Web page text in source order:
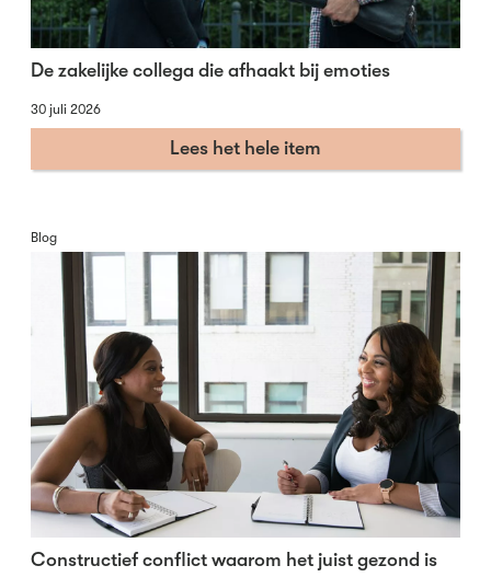
De zakelijke collega die afhaakt bij emoties
30 juli 2026
Lees het hele item
Blog
Constructief conflict waarom het juist gezond is